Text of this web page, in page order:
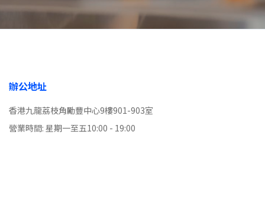
辦公地址
香港九龍荔枝角勵豐中心9樓901-903室
營業時間: 星期一至五10:00 - 19:00